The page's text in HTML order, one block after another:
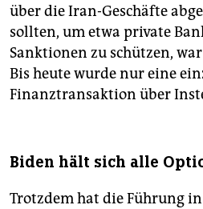
über die Iran-Geschäfte
sollten, um etwa private
Sanktionen zu schützen,
Bis heute wurde nur eine
Finanztransaktion über
Biden hält sich alle
Trotzdem hat die Führung in